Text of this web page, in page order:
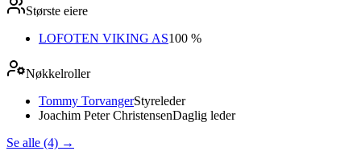
Største eiere
LOFOTEN VIKING AS100 %
Nøkkelroller
Tommy TorvangerStyreleder
Joachim Peter ChristensenDaglig leder
Se alle (4) →